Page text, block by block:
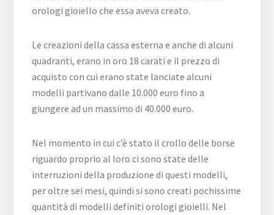
orologi gioiello che essa aveva creato.
Le creazioni della cassa esterna e anche di alcuni
quadranti, erano in oro 18 carati e il prezzo di
acquisto con cui erano state lanciate alcuni
modelli partivano dalle 10.000 euro fino a
giungere ad un massimo di 40.000 euro.
Nel momento in cui c’è stato il crollo delle borse
riguardo proprio al loro ci sono state delle
interruzioni della produzione di questi modelli,
per oltre sei mesi, quindi si sono creati pochissime
quantità di modelli definiti orologi gioielli. Nel